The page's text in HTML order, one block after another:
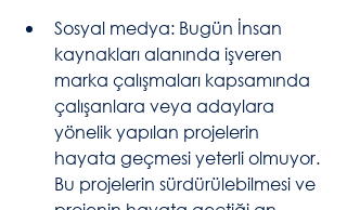
Sosyal medya: Bugün İnsan
kaynakları alanında işveren
marka çalışmaları kapsamında
çalışanlara veya adaylara
yönelik yapılan projelerin
hayata geçmesi yeterli olmuyor.
Bu projelerin sürdürülebilmesi ve